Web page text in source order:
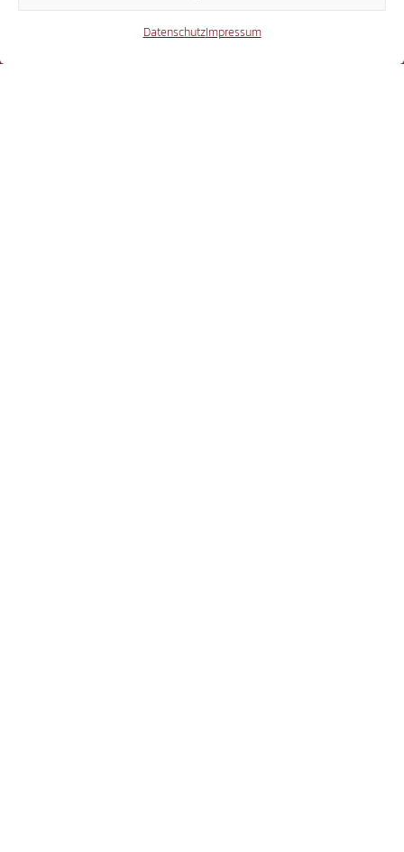
DatenschutzImpressum